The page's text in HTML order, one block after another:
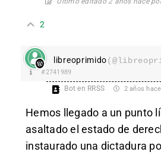
2
libreoprimido
#2741989
Bot en RRSS 2 años hace
Hemos llegado a un punto
asaltado el estado de
instaurado una dictadura